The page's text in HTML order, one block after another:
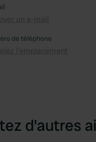
de téléphone
d'autres